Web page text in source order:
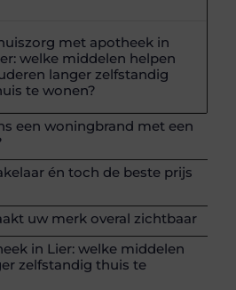
met apotheek in
welke middelen helpen
langer zelfstandig
te wonen?
een woningbrand met een
én toch de beste prijs
uw merk overal zichtbaar
in Lier: welke middelen
zelfstandig thuis te